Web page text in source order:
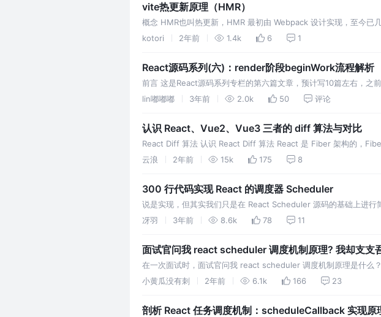
vite热更新原理（HMR）
概念 HMR也叫热更新，HMR 最初由 Webpack 设计实现，至今已
加载、更新是一种页面级别的原子操作，即使只是单个代码文件发生
kotori 2年前 1.4k 6 1
React源码系列(六)：render阶段beginWork流程解析
前言 这是React源码系列专栏的第六篇文章，预计写10篇左右，之
握React源码的相关概念以及核心思想，向成为大佬的道路上更近一
lin嘟嘟嘟 3年前 2.0k 50 评论
认识 React、Vue2、Vue3 三者的 diff 算法与对比
React Diff 算法 认识 React Diff 算法 React 是 Fiber 架构的，
式去优化 Diff
云浪 2年前 15k 175 8
300 行代码实现 React 的调度器 Scheduler
说是实现，但其实我们只是在 React Scheduler 源码的基础上进
接执行。大家可以复制代码到编辑器中，直接运行，非常适合学习
冴羽 3年前 8.6k 78 11
面试官问我 react scheduler 调度机制原理? 我却支支
在一次面试时，面试官问我 react scheduler 调度机制原理是什么
在心里默默的下定决心：三十年河东三十年河西，莫欺少年穷......
小黄瓜没有刺 2年前 6.1k 166 23
剖析 React 任务调度机制：scheduleCallback 实现原